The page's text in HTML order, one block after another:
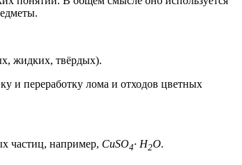
жидких, твёрдых).
и переработку лома и отходов цветных
частиц, например, CuSO4· H2O.